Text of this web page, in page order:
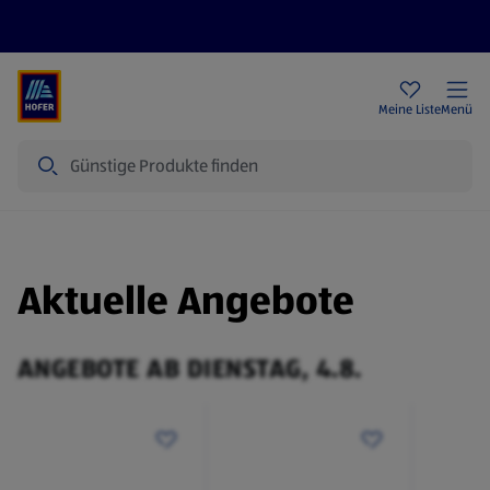
Meine ListeMenü
Aktuelle Angebote
ANGEBOTE AB DIENSTAG, 4.8.